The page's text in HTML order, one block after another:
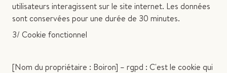
utilisateurs interagissent sur le site internet. Les données
sont conservées pour une durée de 30 minutes.
3/ Cookie fonctionnel
[Nom du propriétaire : Boiron] – rgpd : C'est le cookie qui